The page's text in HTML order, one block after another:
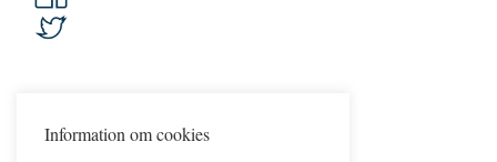
Information om cookies